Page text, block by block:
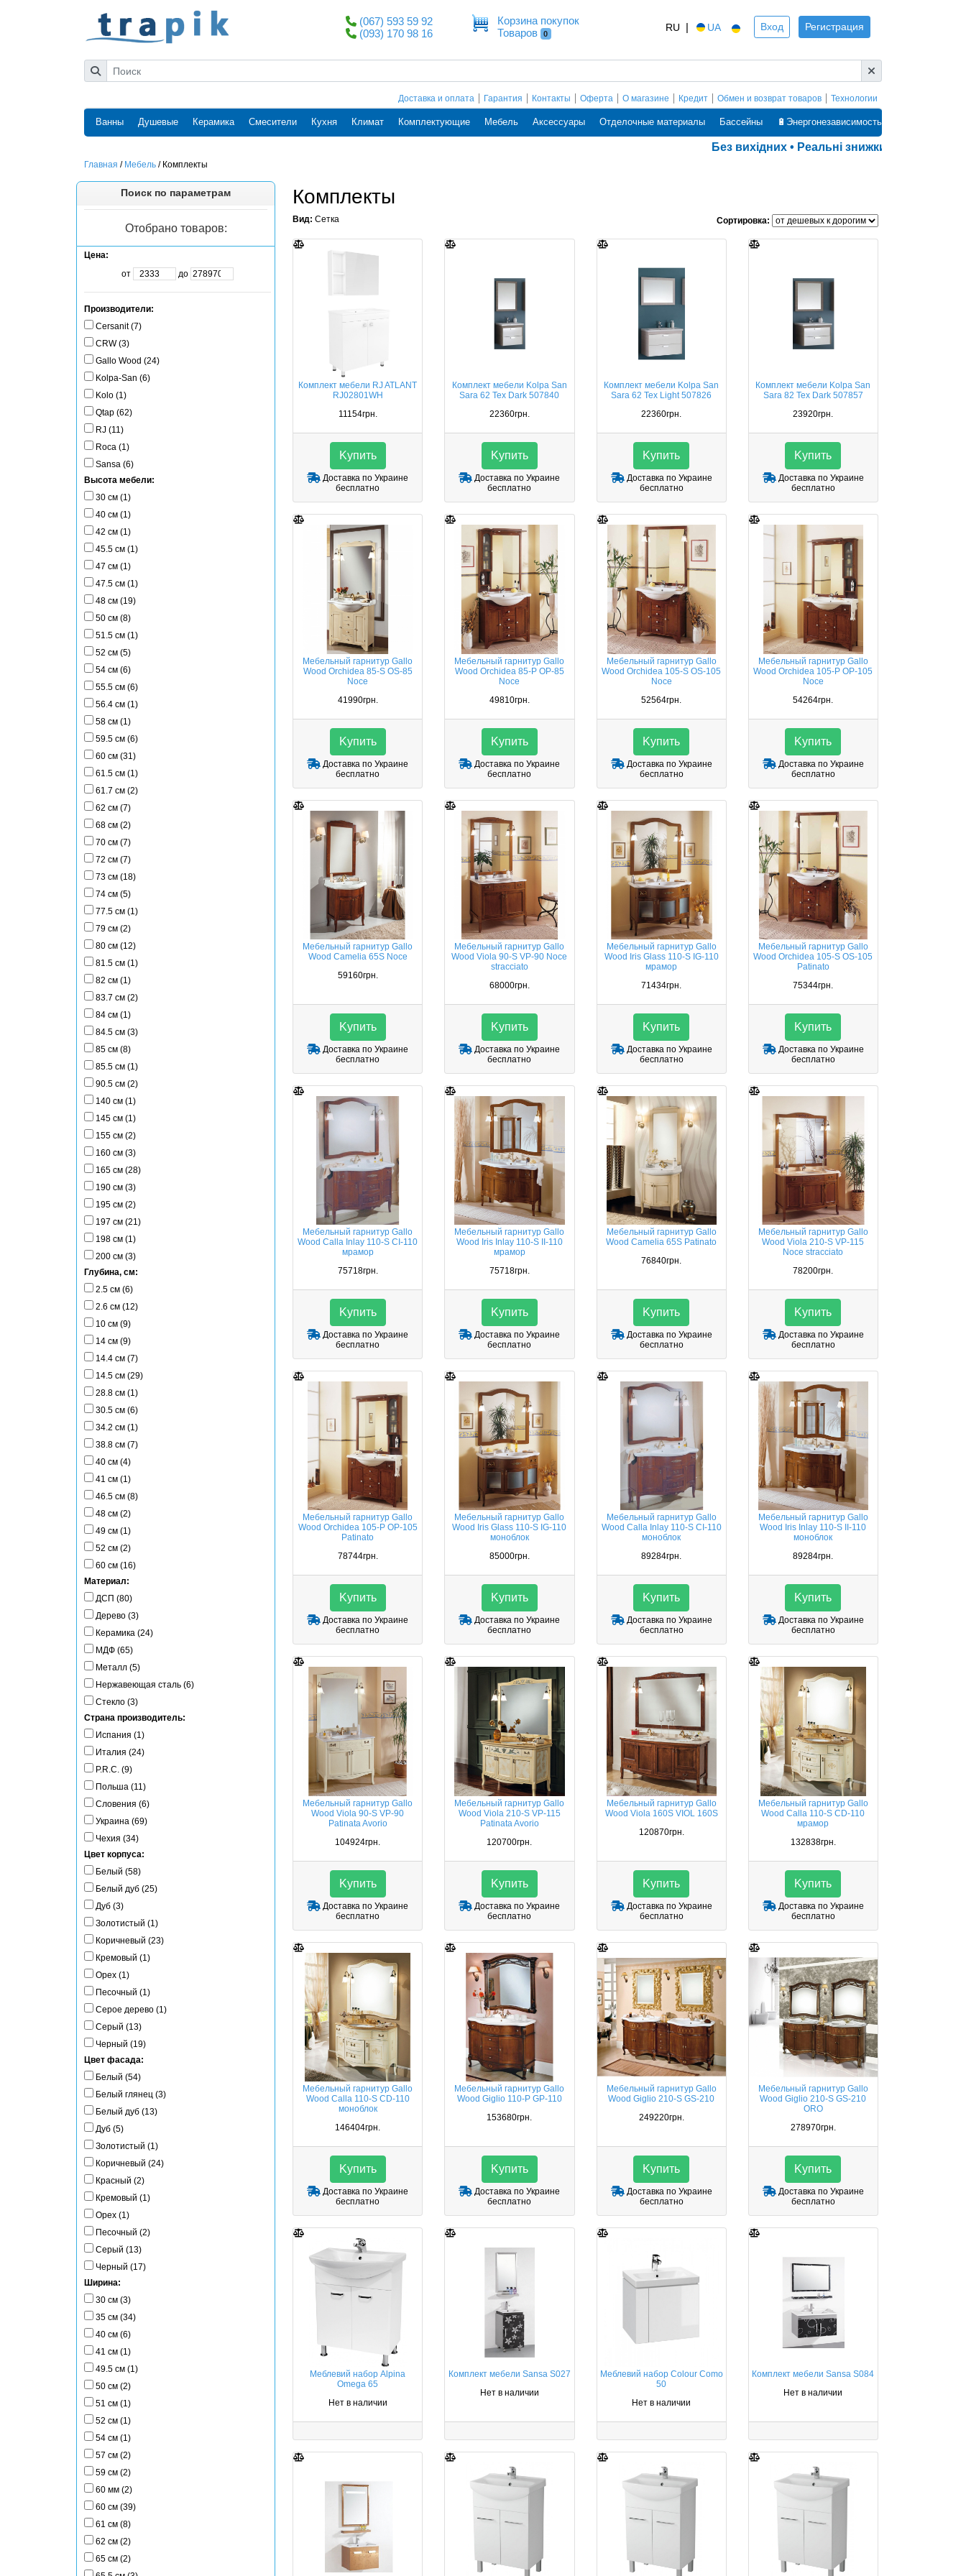
(067) 593 59 92
(093) 170 98 16
Корзина покупок
Товаров
0
RU | UA Вход Регистрация
Доставка и оплата Гарантия Контакты Оферта О магазине Кредит Обмен и возврат товаров Технологии
Ванны Душевые Керамика Смесители Кухня Климат Комплектующие Мебель Аксессуары Отделочные материалы Бассейны 🔋Энергонезависимость
Без вихідних • Реальні знижки • Оплата
Главная / Мебель / Комплекты
Поиск по параметрам
Отобрано товаров:
Цена:
от
до
Производители:
Cersanit (7)
CRW (3)
Gallo Wood (24)
Kolpa-San (6)
Kolo (1)
Qtap (62)
RJ (11)
Roca (1)
Sansa (6)
Высота мебели:
30 см (1)
40 см (1)
42 см (1)
45.5 см (1)
47 см (1)
47.5 см (1)
48 см (19)
50 см (8)
51.5 см (1)
52 см (5)
54 см (6)
55.5 см (6)
56.4 см (1)
58 см (1)
59.5 см (6)
60 см (31)
61.5 см (1)
61.7 см (2)
62 см (7)
68 см (2)
70 см (7)
72 см (7)
73 см (18)
74 см (5)
77.5 см (1)
79 см (2)
80 см (12)
81.5 см (1)
82 см (1)
83.7 см (2)
84 см (1)
84.5 см (3)
85 см (8)
85.5 см (1)
90.5 см (2)
140 см (1)
145 см (1)
155 см (2)
160 см (3)
165 см (28)
190 см (3)
195 см (2)
197 см (21)
198 см (1)
200 см (3)
Глубина, см:
2.5 см (6)
2.6 см (12)
10 см (9)
14 см (9)
14.4 см (7)
14.5 см (29)
28.8 см (1)
30.5 см (6)
34.2 см (1)
38.8 см (7)
40 см (4)
41 см (1)
46.5 см (8)
48 см (2)
49 см (1)
52 см (2)
60 см (16)
Материал:
ДСП (80)
Дерево (3)
Керамика (24)
МДФ (65)
Металл (5)
Нержавеющая сталь (6)
Стекло (3)
Страна производитель:
Испания (1)
Италия (24)
P.R.C. (9)
Польша (11)
Словения (6)
Украина (69)
Чехия (34)
Цвет корпуса:
Белый (58)
Белый дуб (25)
Дуб (3)
Золотистый (1)
Коричневый (23)
Кремовый (1)
Орех (1)
Песочный (1)
Серое дерево (1)
Серый (13)
Черный (19)
Цвет фасада:
Белый (54)
Белый глянец (3)
Белый дуб (13)
Дуб (5)
Золотистый (1)
Коричневый (24)
Красный (2)
Кремовый (1)
Орех (1)
Песочный (2)
Серый (13)
Черный (17)
Ширина:
30 см (3)
35 см (34)
40 см (6)
41 см (1)
49.5 см (1)
50 см (2)
51 см (1)
52 см (1)
54 см (1)
57 см (2)
59 см (2)
60 мм (2)
60 см (39)
61 см (8)
62 см (2)
65 см (2)
Комплекты
Вид: Сетка Сортировка:
Комплект мебели RJ ATLANT
RJ02801WH
11154грн.
Kупить
Доставка по Украине
бесплатно
Комплект мебели Kolpa San
Sara 62 Tex Dark 507840
22360грн.
Kупить
Доставка по Украине
бесплатно
Комплект мебели Kolpa San
Sara 62 Tex Light 507826
22360грн.
Kупить
Доставка по Украине
бесплатно
Комплект мебели Kolpa San
Sara 82 Tex Dark 507857
23920грн.
Kупить
Доставка по Украине
бесплатно
Мебельный гарнитур Gallo
Wood Orchidea 85-S OS-85
Noce
41990грн.
Kупить
Доставка по Украине
бесплатно
Мебельный гарнитур Gallo
Wood Orchidea 85-P OP-85
Noce
49810грн.
Kупить
Доставка по Украине
бесплатно
Мебельный гарнитур Gallo
Wood Orchidea 105-S OS-105
Noce
52564грн.
Kупить
Доставка по Украине
бесплатно
Мебельный гарнитур Gallo
Wood Orchidea 105-P OP-105
Noce
54264грн.
Kупить
Доставка по Украине
бесплатно
Мебельный гарнитур Gallo
Wood Camelia 65S Noce
59160грн.
Kупить
Доставка по Украине
бесплатно
Мебельный гарнитур Gallo
Wood Viola 90-S VP-90 Noce
stracciato
68000грн.
Kупить
Доставка по Украине
бесплатно
Мебельный гарнитур Gallo
Wood Iris Glass 110-S IG-110
мрамор
71434грн.
Kупить
Доставка по Украине
бесплатно
Мебельный гарнитур Gallo
Wood Orchidea 105-S OS-105
Patinato
75344грн.
Kупить
Доставка по Украине
бесплатно
Мебельный гарнитур Gallo
Wood Calla Inlay 110-S CI-110
мрамор
75718грн.
Kупить
Доставка по Украине
бесплатно
Мебельный гарнитур Gallo
Wood Iris Inlay 110-S II-110
мрамор
75718грн.
Kупить
Доставка по Украине
бесплатно
Мебельный гарнитур Gallo
Wood Camelia 65S Patinato
76840грн.
Kупить
Доставка по Украине
бесплатно
Мебельный гарнитур Gallo
Wood Viola 210-S VP-115
Noce stracciato
78200грн.
Kупить
Доставка по Украине
бесплатно
Мебельный гарнитур Gallo
Wood Orchidea 105-P OP-105
Patinato
78744грн.
Kупить
Доставка по Украине
бесплатно
Мебельный гарнитур Gallo
Wood Iris Glass 110-S IG-110
моноблок
85000грн.
Kупить
Доставка по Украине
бесплатно
Мебельный гарнитур Gallo
Wood Calla Inlay 110-S CI-110
моноблок
89284грн.
Kупить
Доставка по Украине
бесплатно
Мебельный гарнитур Gallo
Wood Iris Inlay 110-S II-110
моноблок
89284грн.
Kупить
Доставка по Украине
бесплатно
Мебельный гарнитур Gallo
Wood Viola 90-S VP-90
Patinata Avorio
104924грн.
Kупить
Доставка по Украине
бесплатно
Мебельный гарнитур Gallo
Wood Viola 210-S VP-115
Patinata Avorio
120700грн.
Kупить
Доставка по Украине
бесплатно
Мебельный гарнитур Gallo
Wood Viola 160S VIOL 160S
120870грн.
Kупить
Доставка по Украине
бесплатно
Мебельный гарнитур Gallo
Wood Calla 110-S CD-110
мрамор
132838грн.
Kупить
Доставка по Украине
бесплатно
Мебельный гарнитур Gallo
Wood Calla 110-S CD-110
моноблок
146404грн.
Kупить
Доставка по Украине
бесплатно
Мебельный гарнитур Gallo
Wood Giglio 110-P GP-110
153680грн.
Kупить
Доставка по Украине
бесплатно
Мебельный гарнитур Gallo
Wood Giglio 210-S GS-210
249220грн.
Kупить
Доставка по Украине
бесплатно
Мебельный гарнитур Gallo
Wood Giglio 210-S GS-210
ORO
278970грн.
Kупить
Доставка по Украине
бесплатно
Меблевий набор Alpina
Omega 65
Нет в наличии
Комплект мебели Sansa S027
Нет в наличии
Меблевий набор Colour Como
50
Нет в наличии
Комплект мебели Sansa S084
Нет в наличии